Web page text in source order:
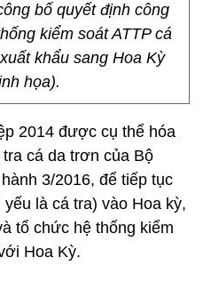
bố quyết định công
kiểm soát ATTP cá
khẩu sang Hoa Kỳ
họa).
2014 được cụ thể hóa
cá da trơn của Bộ
3/2016, để tiếp tục
là cá tra) vào Hoa kỳ,
tổ chức hệ thống kiểm
Hoa Kỳ.